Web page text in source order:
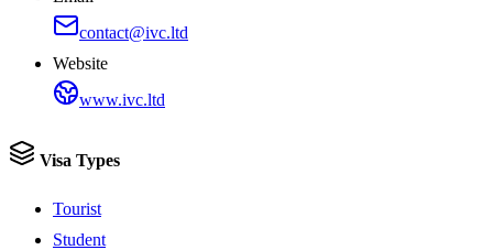
contact@ivc.ltd
Website
www.ivc.ltd
Visa Types
Tourist
Student